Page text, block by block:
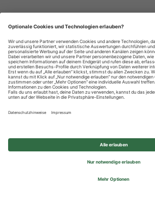
Datenschutzhinweise
Impressum
Privatsphäre-
© 2026 REWE Group - All rights